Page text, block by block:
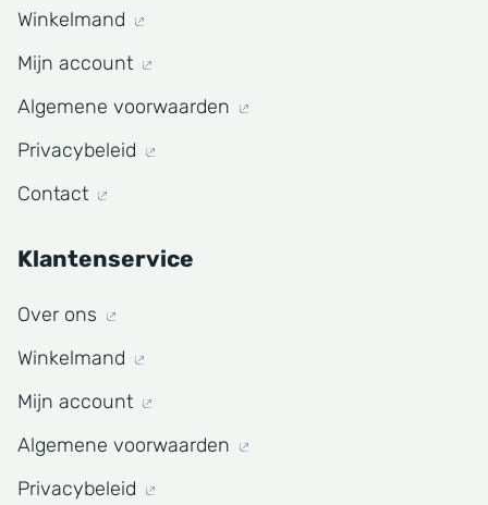
Winkelmand
Mijn account
Algemene voorwaarden
Privacybeleid
Contact
Klantenservice
Over ons
Winkelmand
Mijn account
Algemene voorwaarden
Privacybeleid